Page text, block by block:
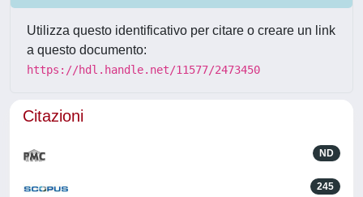
Utilizza questo identificativo per citare o creare un link
a questo documento:
https://hdl.handle.net/11577/2473450
Citazioni
ND
245